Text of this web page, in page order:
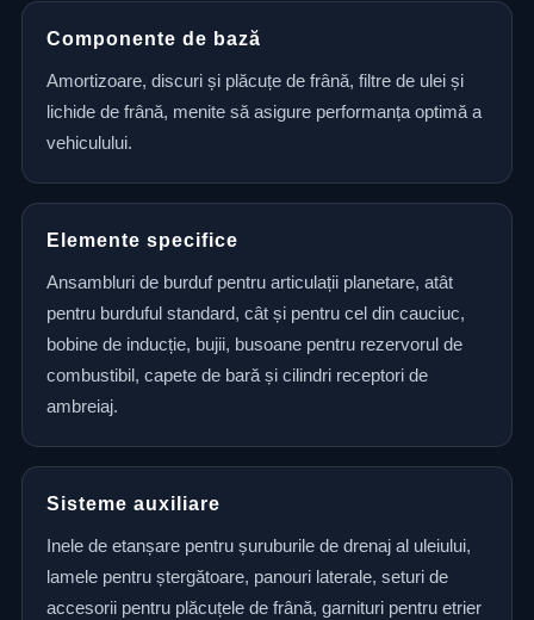
Componente de bază
Amortizoare, discuri și plăcuțe de frână, filtre de ulei și
lichide de frână, menite să asigure performanța optimă a
vehiculului.
Elemente specifice
Ansambluri de burduf pentru articulații planetare, atât
pentru burduful standard, cât și pentru cel din cauciuc,
bobine de inducție, bujii, busoane pentru rezervorul de
combustibil, capete de bară și cilindri receptori de
ambreiaj.
Sisteme auxiliare
Inele de etanșare pentru șuruburile de drenaj al uleiului,
lamele pentru ștergătoare, panouri laterale, seturi de
accesorii pentru plăcuțele de frână, garnituri pentru etrier